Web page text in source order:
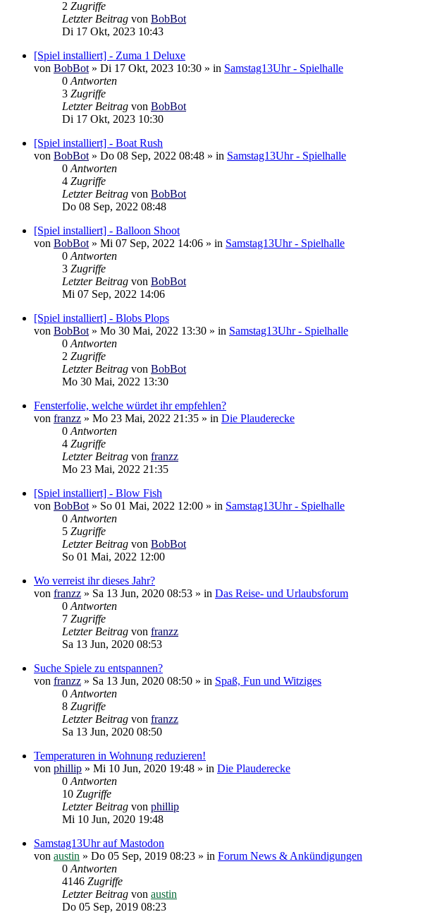
2 Zugriffe
Letzter Beitrag von BobBot
Di 17 Okt, 2023 10:43
[Spiel installiert] - Zuma 1 Deluxe
von BobBot » Di 17 Okt, 2023 10:30 » in Samstag13Uhr - Spielhalle
0 Antworten
3 Zugriffe
Letzter Beitrag von BobBot
Di 17 Okt, 2023 10:30
[Spiel installiert] - Boat Rush
von BobBot » Do 08 Sep, 2022 08:48 » in Samstag13Uhr - Spielhalle
0 Antworten
4 Zugriffe
Letzter Beitrag von BobBot
Do 08 Sep, 2022 08:48
[Spiel installiert] - Balloon Shoot
von BobBot » Mi 07 Sep, 2022 14:06 » in Samstag13Uhr - Spielhalle
0 Antworten
3 Zugriffe
Letzter Beitrag von BobBot
Mi 07 Sep, 2022 14:06
[Spiel installiert] - Blobs Plops
von BobBot » Mo 30 Mai, 2022 13:30 » in Samstag13Uhr - Spielhalle
0 Antworten
2 Zugriffe
Letzter Beitrag von BobBot
Mo 30 Mai, 2022 13:30
Fensterfolie, welche würdet ihr empfehlen?
von franzz » Mo 23 Mai, 2022 21:35 » in Die Plauderecke
0 Antworten
4 Zugriffe
Letzter Beitrag von franzz
Mo 23 Mai, 2022 21:35
[Spiel installiert] - Blow Fish
von BobBot » So 01 Mai, 2022 12:00 » in Samstag13Uhr - Spielhalle
0 Antworten
5 Zugriffe
Letzter Beitrag von BobBot
So 01 Mai, 2022 12:00
Wo verreist ihr dieses Jahr?
von franzz » Sa 13 Jun, 2020 08:53 » in Das Reise- und Urlaubsforum
0 Antworten
7 Zugriffe
Letzter Beitrag von franzz
Sa 13 Jun, 2020 08:53
Suche Spiele zu entspannen?
von franzz » Sa 13 Jun, 2020 08:50 » in Spaß, Fun und Witziges
0 Antworten
8 Zugriffe
Letzter Beitrag von franzz
Sa 13 Jun, 2020 08:50
Temperaturen in Wohnung reduzieren!
von phillip » Mi 10 Jun, 2020 19:48 » in Die Plauderecke
0 Antworten
10 Zugriffe
Letzter Beitrag von phillip
Mi 10 Jun, 2020 19:48
Samstag13Uhr auf Mastodon
von austin » Do 05 Sep, 2019 08:23 » in Forum News & Ankündigungen
0 Antworten
4146 Zugriffe
Letzter Beitrag von austin
Do 05 Sep, 2019 08:23